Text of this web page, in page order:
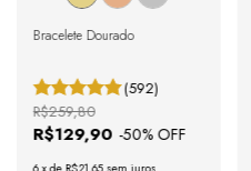
Bracelete Dourado
(592)
R$129,90 -50% OFF
R$259,80